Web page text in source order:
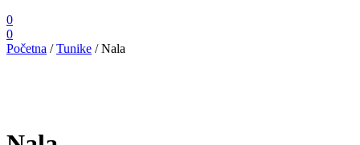
0
0
Početna /Tunike / Nala